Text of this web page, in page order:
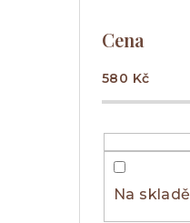
Cena
580 Kč
Na skladě